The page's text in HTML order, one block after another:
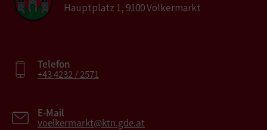
Hauptplatz 1, 9100 Völkermarkt
Telefon
+43 4232 / 2571
E-Mail
voelkermarkt@ktn.gde.at